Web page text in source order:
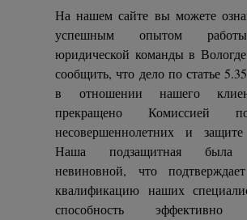
На нашем сайте вы можете
успешным опытом
юридической команды в
сообщить, что дело по статье
в отношении нашего
прекращено Комиссией
несовершеннолетних и
Наша подзащитная была
невиновной, что
квалификацию наших
способность эффективно